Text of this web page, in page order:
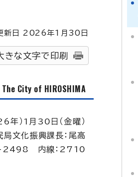
日 2026年1月 30 日
きな文字で印刷
The City of HIROSHIMA
年）1月30日（金曜）
局文化振興課長：尾高
2498 内線：2710